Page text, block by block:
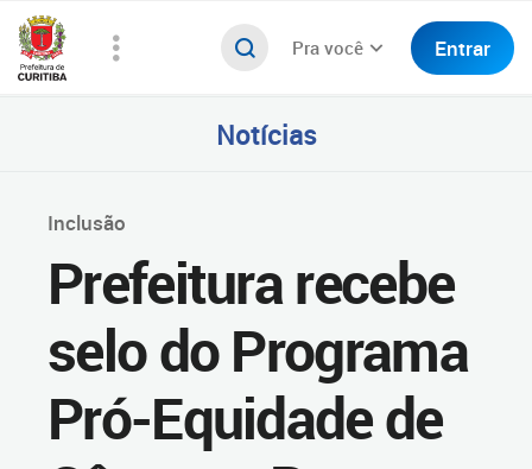
Pra você Entrar
Notícias
Inclusão
Prefeitura recebe
selo do Programa
Pró-Equidade de